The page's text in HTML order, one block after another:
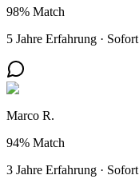
98% Match
5 Jahre Erfahrung · Sofort
Marco R.
94% Match
3 Jahre Erfahrung · Sofort